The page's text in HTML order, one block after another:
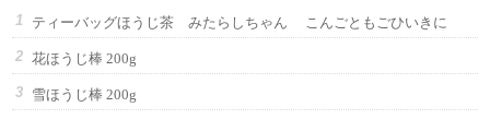
ティーバッグほうじ茶 みたらしちゃん こんごともごひいきに
花ほうじ棒 200g
雪ほうじ棒 200g